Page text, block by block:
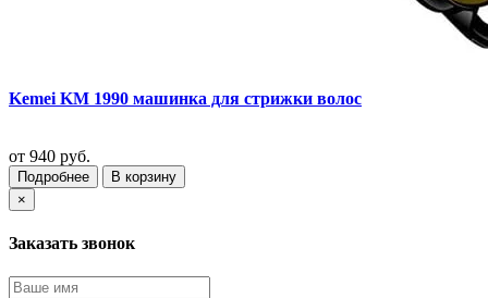
Kemei KM 1990 машинка для стрижки волос
от 940 руб.
Подробнее
В корзину
×
Заказать звонок